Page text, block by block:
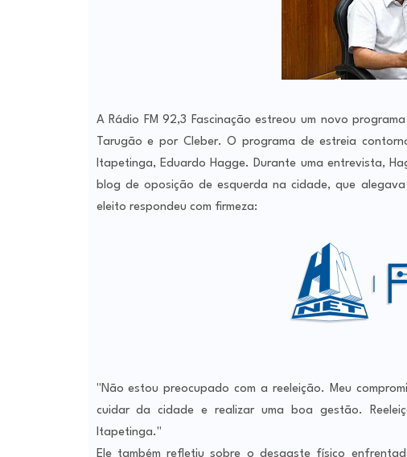
A Rádio FM 92,3 Fascinação estreou um novo
Tarugão e por Cleber. O programa de estreia
Itapetinga, Eduardo Hagge. Durante uma entrevista,
blog de oposição de esquerda na cidade, que
eleito respondeu com firmeza:
"Não estou preocupado com a reeleição. Meu
cuidar da cidade e realizar uma boa gestão.
Itapetinga."
Ele também refletiu sobre o desgaste físico